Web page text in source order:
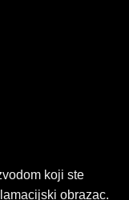
koji ste
obrazac.